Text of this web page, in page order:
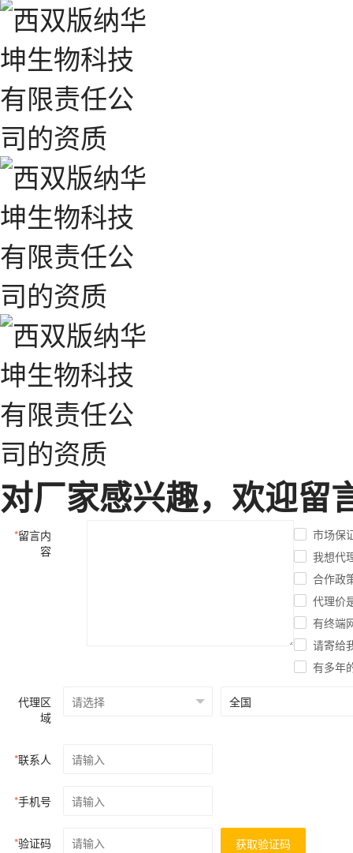
对厂家感兴趣，欢迎留
*留言内
容
市场保
我想代
合作政
代理价
有终端
请寄给
有多年
代理区
域
*联系人
*手机号
*验证码 获取验证码